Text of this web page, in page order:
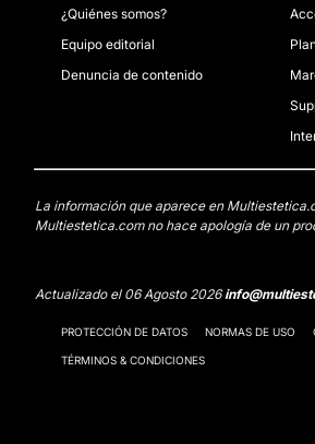
¿Quiénes somos?
Equipo editorial
Denuncia de contenido
La información que aparece en
Multiestetica.com no hace apología de un
Actualizado el 06 Agosto 2026
PROTECCIÓN DE DATOS NORMAS DE USO
TÉRMINOS & CONDICIONES